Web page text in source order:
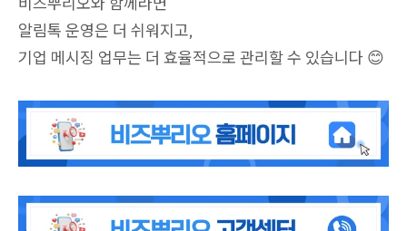
알림톡 운영은 더 쉬워지고,
기업 메시징 업무는 더 효율적으로 관리할 수 있습니다 😊